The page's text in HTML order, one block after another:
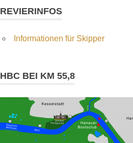
REVIERINFOS
Informationen für Skipper
HBC BEI KM 55,8